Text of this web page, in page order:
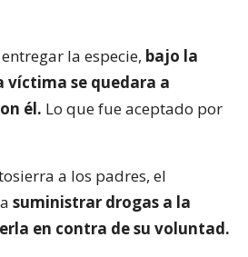
la especie, bajo la
víctima se quedara a
él. Lo que fue aceptado por
a los padres, el
suministrar drogas a la
en contra de su voluntad.